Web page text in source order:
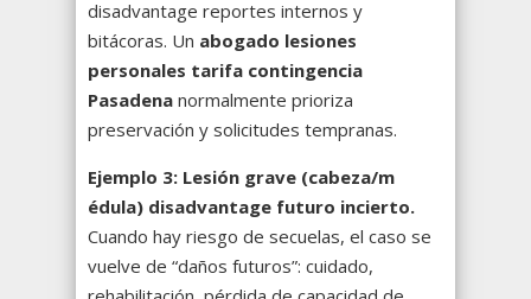
disadvantage reportes internos y
bitácoras. Un abogado lesiones
personales tarifa contingencia
Pasadena normalmente prioriza
preservación y solicitudes tempranas.
Ejemplo 3: Lesión grave (cabeza/m
édula) disadvantage futuro incierto.
Cuando hay riesgo de secuelas, el caso se
vuelve de “daños futuros”: cuidado,